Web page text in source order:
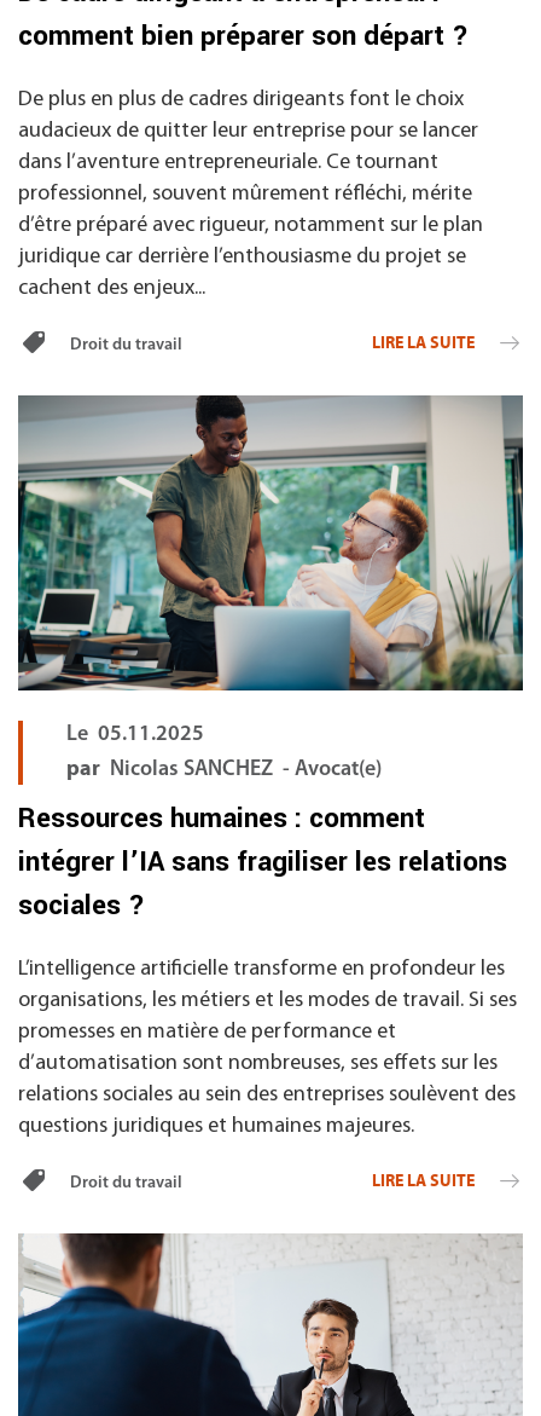
comment bien préparer son départ ?
De plus en plus de cadres dirigeants font le choix
audacieux de quitter leur entreprise pour se lancer
dans l’aventure entrepreneuriale. Ce tournant
professionnel, souvent mûrement réfléchi, mérite
d’être préparé avec rigueur, notamment sur le plan
juridique car derrière l’enthousiasme du projet se
cachent des enjeux...
Droit du travail LIRE LA SUITE
Le 05.11.2025
par Nicolas SANCHEZ - Avocat(e)
Ressources humaines : comment
intégrer l’IA sans fragiliser les relations
sociales ?
L’intelligence artificielle transforme en profondeur les
organisations, les métiers et les modes de travail. Si ses
promesses en matière de performance et
d’automatisation sont nombreuses, ses effets sur les
relations sociales au sein des entreprises soulèvent des
questions juridiques et humaines majeures.
Droit du travail LIRE LA SUITE